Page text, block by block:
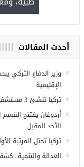
فرص عمل
أحدث المقالات
وزير الدفاع التركي
الإقليمية
تركيا تنشئ 3 مستشفيات في مناطق درع الفرات بسوريا
أردوغان يفتتح
الأحد المقبل
تركيا تحتل المرتبة